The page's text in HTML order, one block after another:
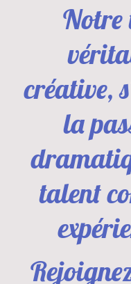
Notre
créative,
la
talent